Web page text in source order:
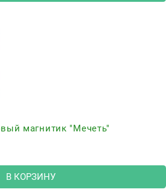
магнитик "Мечеть"
В КОРЗИНУ